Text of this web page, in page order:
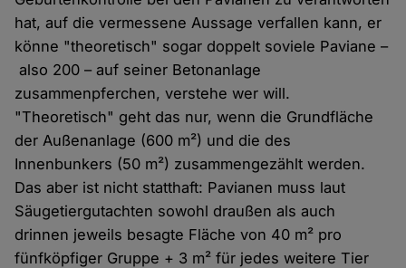
hat, auf die vermessene Aussage verfallen kann, er
könne "theoretisch" sogar doppelt soviele Paviane –
also 200 – auf seiner Betonanlage
zusammenpferchen, verstehe wer will.
"Theoretisch" geht das nur, wenn die Grundfläche
der Außenanlage (600 m²) und die des
Innenbunkers (50 m²) zusammengezählt werden.
Das aber ist nicht statthaft: Pavianen muss laut
Säugetiergutachten sowohl draußen als auch
drinnen jeweils besagte Fläche von 40 m² pro
fünfköpfiger Gruppe + 3 m² für jedes weitere Tier